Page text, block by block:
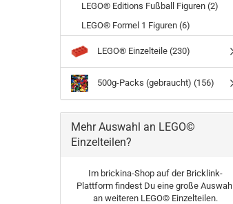
LEGO® Editions Fußball Figuren (2)
LEGO® Formel 1 Figuren (6)
LEGO® Einzelteile (230)
500g-Packs (gebraucht) (156)
Mehr Auswahl an LEGO©
Einzelteilen?
Im brickina-Shop auf der Bricklink-
Plattform findest Du eine große Auswahl
an weiteren LEGO© Einzelteilen.